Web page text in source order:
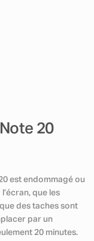
20
est endommagé ou
que les
des taches sont
par un
20 minutes.